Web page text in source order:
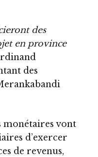
des
en province
des
monétaires vont
d’exercer
de revenus,